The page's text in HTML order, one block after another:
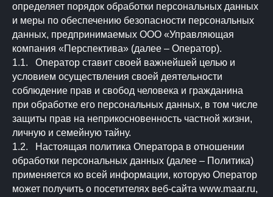
определяет порядок обработки персональных данных
и меры по обеспечению безопасности персональных
данных, предпринимаемых ООО «Управляющая
компания «Перспектива» (далее – Оператор).
1.1. Оператор ставит своей важнейшей целью и
условием осуществления своей деятельности
соблюдение прав и свобод человека и гражданина
при обработке его персональных данных, в том числе
защиты прав на неприкосновенность частной жизни,
личную и семейную тайну.
1.2. Настоящая политика Оператора в отношении
обработки персональных данных (далее – Политика)
применяется ко всей информации, которую Оператор
может получить о посетителях веб-сайта www.maar.ru,